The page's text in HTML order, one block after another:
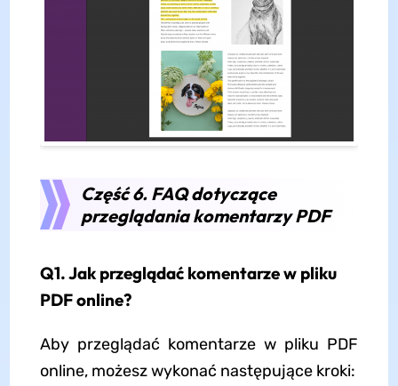
Część 6. FAQ dotyczące
przeglądania komentarzy PDF
Q1. Jak przeglądać komentarze w pliku
PDF online?
Aby przeglądać komentarze w pliku PDF
online, możesz wykonać następujące kroki: